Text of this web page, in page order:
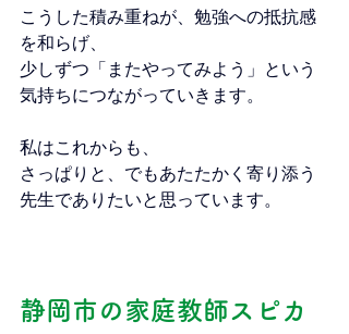
こうした積み重ねが、勉強への抵抗感
を和らげ、
少しずつ「またやってみよう」という
気持ちにつながっていきます。
私はこれからも、
さっぱりと、でもあたたかく寄り添う
先生でありたいと思っています。
静岡市の家庭教師スピカ